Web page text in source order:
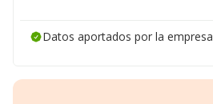
Datos aportados por la